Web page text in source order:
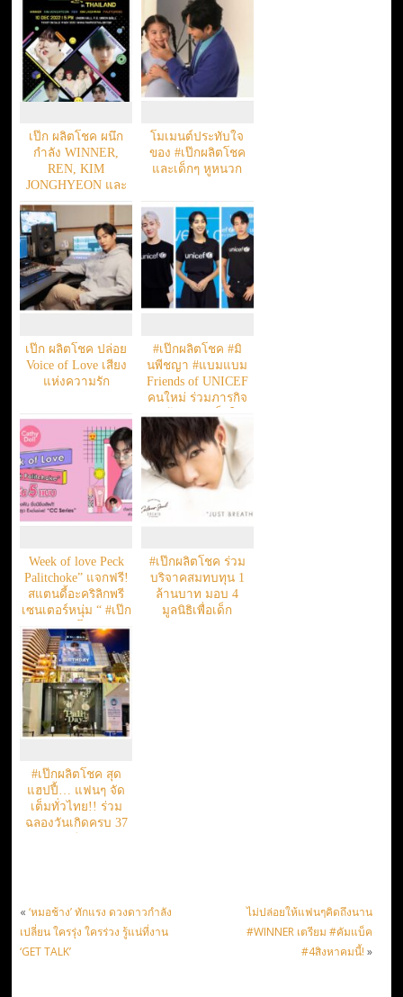
Concert
เป๊ก ผลิตโชค ผนึก
กำลัง WINNER,
REN, KIM
JONGHYEON และ
KIM JAE HWAN
idolplus CONCERT
MIC ON in Thailand
10 ธันวาคม 65
โมเมนต์ประทับใจ
ของ #เป๊กผลิตโชค
และเด็กๆ หูหนวก
เป๊ก ผลิตโชค ปล่อย
Voice of Love เสียง
แห่งความรัก
#เป๊กผลิตโชค #มิ
นพีชญา #แบมแบม
Friends of UNICEF
คนใหม่ ร่วมภารกิจ
ปกป้องสิทธิเด็กใน
ประเทศไทย
Week of love Peck
Palitchoke” แจกฟรี!
สแตนดี้อะคริลิกพรี
เซนเตอร์หนุ่ม “ #เป๊ก
ผลิตโชค
#เป๊กผลิตโชค ร่วม
บริจาคสมทบทุน 1
ล้านบาท มอบ 4
มูลนิธิเพื่อเด็ก
#เป๊กผลิตโชค สุด
แฮปปี้… แฟนๆ จัด
เต็มทั่วไทย!! ร่วม
ฉลองวันเกิดครบ 37
« ‘หมอช้าง’ ทักแรง ดวงดาวกำลัง
เปลี่ยน ใครรุ่ง ใครร่วง รู้แน่ที่งาน
‘GET TALK’
ไม่ปล่อยให้แฟนๆคิดถึงนาน
#WINNER เตรียม #คัมแบ็ค
#4สิงหาคมนี้! »